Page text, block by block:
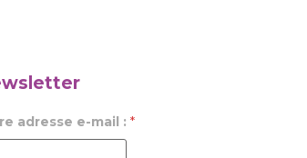
adresse e-mail : *